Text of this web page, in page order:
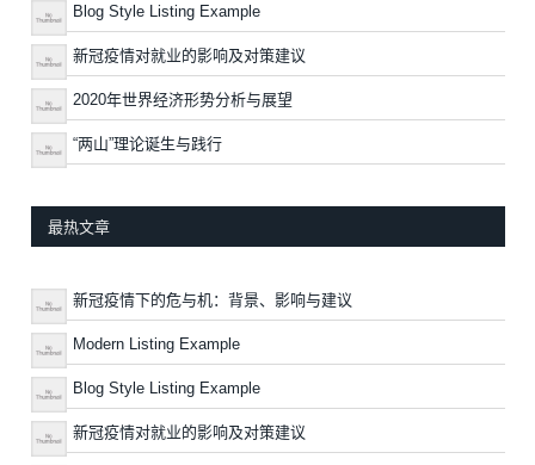
Blog Style Listing Example
新冠疫情对就业的影响及对策建议
2020年世界经济形势分析与展望
“两山”理论诞生与践行
最热文章
新冠疫情下的危与机：背景、影响与建议
Modern Listing Example
Blog Style Listing Example
新冠疫情对就业的影响及对策建议